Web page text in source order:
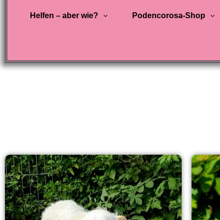
Helfen – aber wie? Podencorosa-Shop